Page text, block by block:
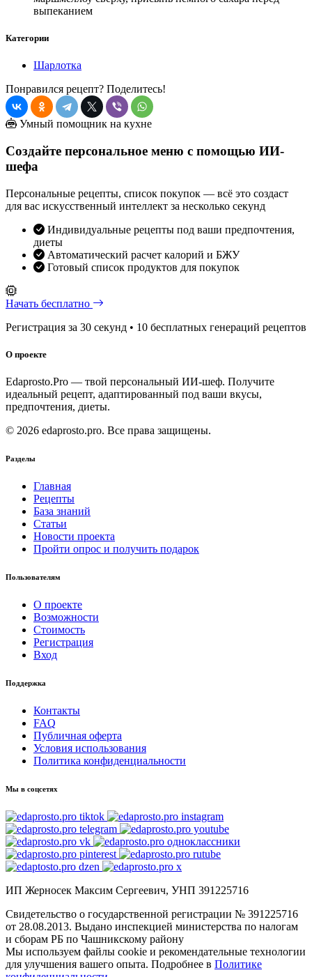
выпеканием
Категории
Шарлотка
Понравился рецепт? Поделитесь!
Умный помощник на кухне
Создайте персональное меню с помощью ИИ-
шефа
Персональные рецепты, список покупок — всё это создаст
для вас искусственный интеллект за несколько секунд
Индивидуальные рецепты под ваши предпочтения,
диеты
Автоматический расчет калорий и БЖУ
Готовый список продуктов для покупок
Начать бесплатно
Регистрация за 30 секунд • 10 бесплатных генераций рецептов
О проекте
Edaprosto.Pro — твой персональный ИИ-шеф. Получите
идеальный рецепт, адаптированный под ваши вкусы,
предпочтения, диеты.
© 2026 edaprosto.pro. Все права защищены.
Разделы
Главная
Рецепты
База знаний
Статьи
Новости проекта
Пройти опрос и получить подарок
Пользователям
О проекте
Возможности
Стоимость
Регистрация
Вход
Поддержка
Контакты
FAQ
Публичная оферта
Условия использования
Политика конфиденциальности
Мы в соцсетях
ИП Жерносек Максим Сергеевич, УНП 391225716
Свидетельство о государственной регистрации № 391225716
от 28.08.2013. Выдано инспекцией министерства по налогам
и сборам РБ по Чашникскому району
Мы используем файлы cookie и рекомендательные технологии
для улучшения вашего опыта. Подробнее в Политике